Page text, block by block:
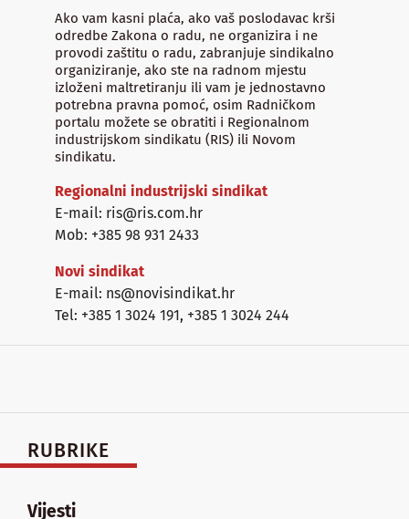
Ako vam kasni plaća, ako vaš poslodavac krši
odredbe Zakona o radu, ne organizira i ne
provodi zaštitu o radu, zabranjuje sindikalno
organiziranje, ako ste na radnom mjestu
izloženi maltretiranju ili vam je jednostavno
potrebna pravna pomoć, osim Radničkom
portalu možete se obratiti i Regionalnom
industrijskom sindikatu (RIS) ili Novom
sindikatu.
Regionalni industrijski sindikat
E-mail: ris@ris.com.hr
Mob: +385 98 931 2433
Novi sindikat
E-mail: ns@novisindikat.hr
Tel: +385 1 3024 191, +385 1 3024 244
RUBRIKE
Vijesti